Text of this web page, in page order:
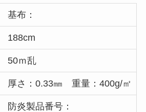
基布：
188cm
50ｍ乱
厚さ：0.33㎜ 重量：400g/㎡
防炎製品番号：